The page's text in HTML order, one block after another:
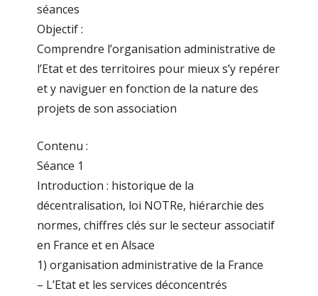
séances
Objectif :
Comprendre l’organisation administrative de
l’Etat et des territoires pour mieux s’y repérer
et y naviguer en fonction de la nature des
projets de son association
Contenu :
Séance 1
Introduction : historique de la
décentralisation, loi NOTRe, hiérarchie des
normes, chiffres clés sur le secteur associatif
en France et en Alsace
1) organisation administrative de la France
– L’Etat et les services déconcentrés